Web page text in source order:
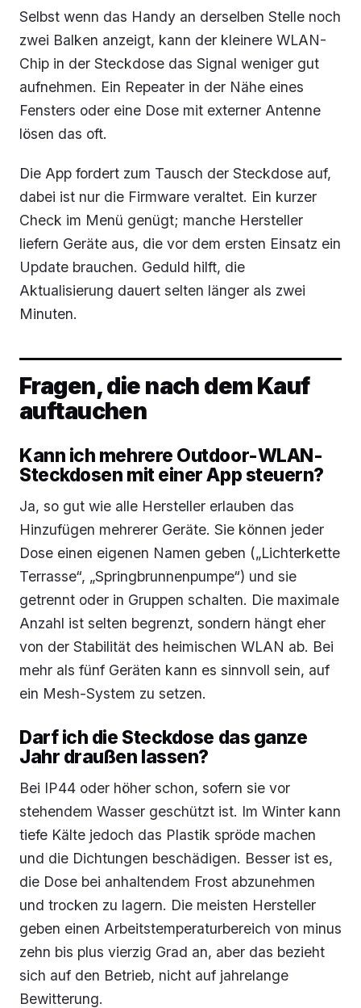
Selbst wenn das Handy an derselben Stelle noch
zwei Balken anzeigt, kann der kleinere WLAN-
Chip in der Steckdose das Signal weniger gut
aufnehmen. Ein Repeater in der Nähe eines
Fensters oder eine Dose mit externer Antenne
lösen das oft.
Die App fordert zum Tausch der Steckdose auf,
dabei ist nur die Firmware veraltet. Ein kurzer
Check im Menü genügt; manche Hersteller
liefern Geräte aus, die vor dem ersten Einsatz ein
Update brauchen. Geduld hilft, die
Aktualisierung dauert selten länger als zwei
Minuten.
Fragen, die nach dem Kauf
auftauchen
Kann ich mehrere Outdoor-WLAN-
Steckdosen mit einer App steuern?
Ja, so gut wie alle Hersteller erlauben das
Hinzufügen mehrerer Geräte. Sie können jeder
Dose einen eigenen Namen geben („Lichterkette
Terrasse“, „Springbrunnenpumpe“) und sie
getrennt oder in Gruppen schalten. Die maximale
Anzahl ist selten begrenzt, sondern hängt eher
von der Stabilität des heimischen WLAN ab. Bei
mehr als fünf Geräten kann es sinnvoll sein, auf
ein Mesh-System zu setzen.
Darf ich die Steckdose das ganze
Jahr draußen lassen?
Bei IP44 oder höher schon, sofern sie vor
stehendem Wasser geschützt ist. Im Winter kann
tiefe Kälte jedoch das Plastik spröde machen
und die Dichtungen beschädigen. Besser ist es,
die Dose bei anhaltendem Frost abzunehmen
und trocken zu lagern. Die meisten Hersteller
geben einen Arbeitstemperaturbereich von minus
zehn bis plus vierzig Grad an, aber das bezieht
sich auf den Betrieb, nicht auf jahrelange
Bewitterung.